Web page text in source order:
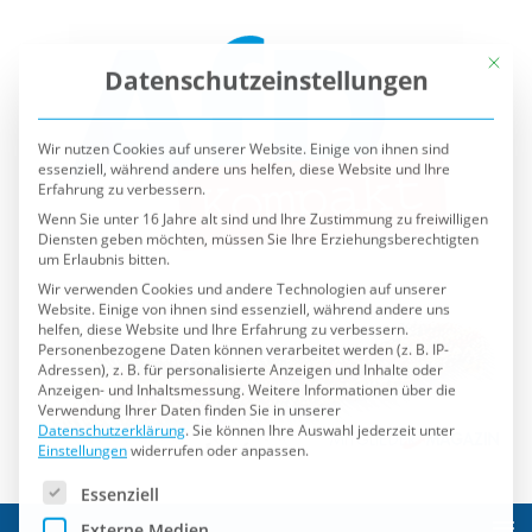
Wir nutzen Cookies auf unserer Website. Einige von ihnen sind
essenziell, während andere uns helfen, diese Website und Ihre
Erfahrung zu verbessern.
Wenn Sie unter 16 Jahre alt sind und Ihre Zustimmung zu freiwilligen
Diensten geben möchten, müssen Sie Ihre Erziehungsberechtigten
um Erlaubnis bitten.
Wir verwenden Cookies und andere Technologien auf unserer
Website. Einige von ihnen sind essenziell, während andere uns
helfen, diese Website und Ihre Erfahrung zu verbessern.
Personenbezogene Daten können verarbeitet werden (z. B. IP-
Adressen), z. B. für personalisierte Anzeigen und Inhalte oder
Anzeigen- und Inhaltsmessung.Weitere Informationen über die
Verwendung Ihrer Daten finden Sie in unserer
Datenschutzerklärung. Sie können Ihre Auswahl jederzeit unter
Einstellungenwiderrufen oder anpassen.
Es folgt eine Liste der Service-Gruppen, für die eine
Externe Medien